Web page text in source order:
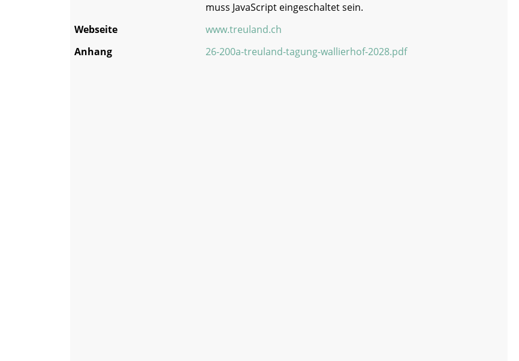
muss JavaScript eingeschaltet sein.
Webseite
www.treuland.ch
Anhang
26-200a-treuland-tagung-wallierhof-2028.pdf